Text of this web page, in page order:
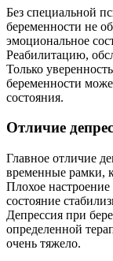
Без специальной
беременности не
эмоциональное
Реабилитацию,
Только
беременности
состояния.
Отличие
Главное отличие
временные рамки,
Плохое
состояние
Депрессия при
определенной
очень тяжело.